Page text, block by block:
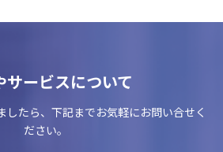
サービスについて
したら、下記までお気軽にお問い合せく
ださい。